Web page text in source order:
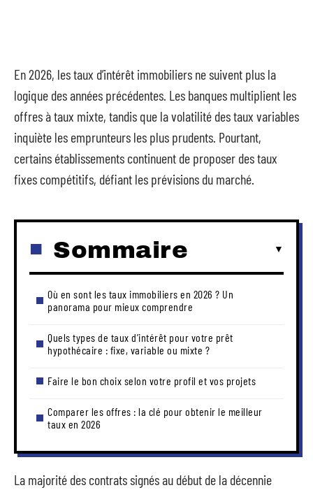
En 2026, les taux d’intérêt immobiliers ne suivent plus la
logique des années précédentes. Les banques multiplient les
offres à taux mixte, tandis que la volatilité des taux variables
inquiète les emprunteurs les plus prudents. Pourtant,
certains établissements continuent de proposer des taux
fixes compétitifs, défiant les prévisions du marché.
Sommaire
Où en sont les taux immobiliers en 2026 ? Un
panorama pour mieux comprendre
Quels types de taux d’intérêt pour votre prêt
hypothécaire : fixe, variable ou mixte ?
Faire le bon choix selon votre profil et vos projets
Comparer les offres : la clé pour obtenir le meilleur
taux en 2026
La majorité des contrats signés au début de la décennie